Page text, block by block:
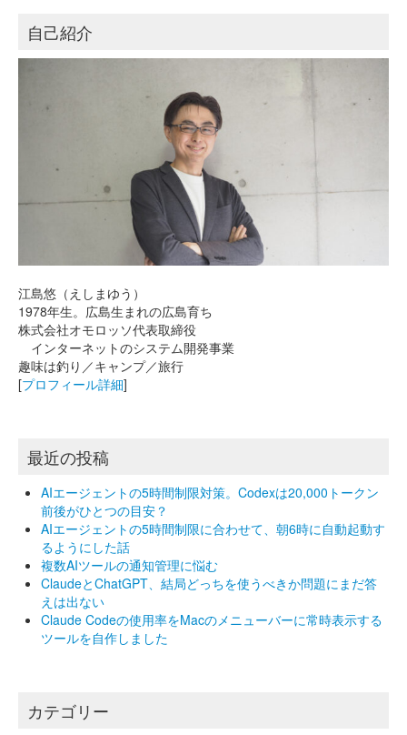
自己紹介
江島悠（えしまゆう）
1978年生。広島生まれの広島育ち
株式会社オモロッソ代表取締役
インターネットのシステム開発事業
趣味は釣り／キャンプ／旅行
[プロフィール詳細]
最近の投稿
AIエージェントの5時間制限対策。Codexは20,000トークン
前後がひとつの目安？
AIエージェントの5時間制限に合わせて、朝6時に自動起動す
るようにした話
複数AIツールの通知管理に悩む
ClaudeとChatGPT、結局どっちを使うべきか問題にまだ答
えは出ない
Claude Codeの使用率をMacのメニューバーに常時表示する
ツールを自作しました
カテゴリー